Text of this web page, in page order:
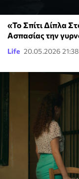
«Το Σπίτι Δίπλα
Ασπασίας την
Life 20.05.2026 21:38